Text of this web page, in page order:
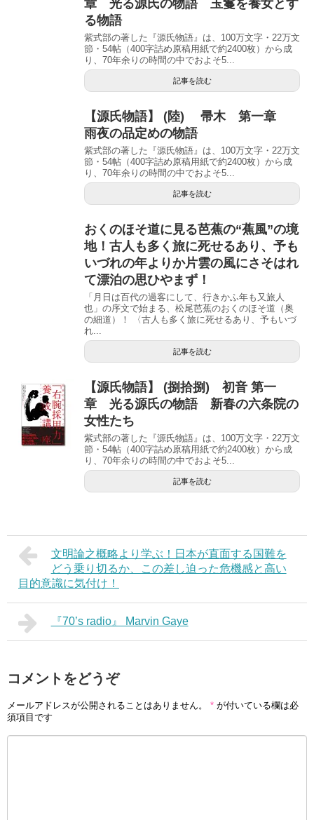
章 光る源氏の物語 玉鬘を養女とす
る物語
紫式部の著した『源氏物語』は、100万文字・22万文
節・54帖（400字詰め原稿用紙で約2400枚）から成
り、70年余りの時間の中でおよそ5...
記事を読む
【源氏物語】 (陸) 帚木 第一章
雨夜の品定めの物語
紫式部の著した『源氏物語』は、100万文字・22万文
節・54帖（400字詰め原稿用紙で約2400枚）から成
り、70年余りの時間の中でおよそ5...
記事を読む
おくのほそ道に見る芭蕉の“蕉風”の境
地！古人も多く旅に死せるあり、予も
いづれの年よりか片雲の風にさそはれ
て漂泊の思ひやまず！
「月日は百代の過客にして、行きかふ年も又旅人
也」の序文で始まる、松尾芭蕉のおくのほそ道（奥
の細道）！ 〈古人も多く旅に死せるあり、予もいづ
れ...
記事を読む
【源氏物語】 (捌拾捌) 初音 第一
章 光る源氏の物語 新春の六条院の
女性たち
紫式部の著した『源氏物語』は、100万文字・22万文
節・54帖（400字詰め原稿用紙で約2400枚）から成
り、70年余りの時間の中でおよそ5...
記事を読む
文明論之概略より学ぶ！日本が直面する国難を
どう乗り切るか、この差し迫った危機感と高い
目的意識に気付け！
『70’s radio』 Marvin Gaye
コメントをどうぞ
メールアドレスが公開されることはありません。 * が付いている欄は必
須項目です